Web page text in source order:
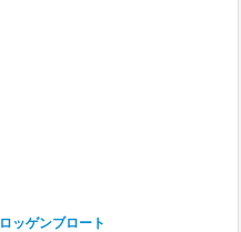
ロッゲンブロート